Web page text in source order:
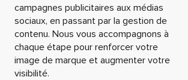
campagnes publicitaires aux médias
sociaux, en passant par la gestion de
contenu. Nous vous accompagnons à
chaque étape pour renforcer votre
image de marque et augmenter votre
visibilité.